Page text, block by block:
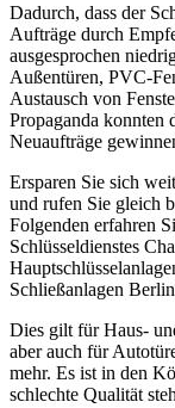
Dadurch, dass der
Aufträge durch
ausgesprochen
Außentüren, PVC-
Austausch von
Propaganda konnten
Neuaufträge
Ersparen Sie sich
und rufen Sie gleich
Folgenden erfahren
Schlüsseldienstes
Schließanlagen
Dies gilt für Haus-
aber auch für
mehr. Es ist in den
schlechte Qualität